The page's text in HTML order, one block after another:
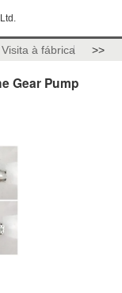
Visita à fábrica >>
Gear Pump